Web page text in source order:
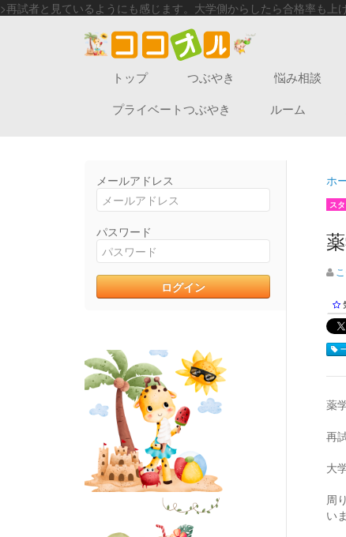
>再試者と見ているようにも感じます。大学側からしたら合格率も
トップ つぶやき 悩み相談
プライベートつぶやき
ルーム
メールアドレス
パスワード
ホ
ス
薬
再
大
周
い